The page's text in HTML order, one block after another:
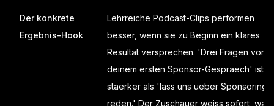
Der konkrete
Ergebnis-Hook
Lehrreiche Podcast-Clips performen
besser, wenn sie zu Beginn ein klares
Resultat versprechen. 'Drei Fragen vor
deinem ersten Sponsor-Gespraech' ist
staerker als 'lass uns ueber Sponsoring
reden.' Der Zuschauer weiss sofort, was